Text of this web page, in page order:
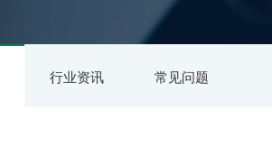
行业资讯 常见问题